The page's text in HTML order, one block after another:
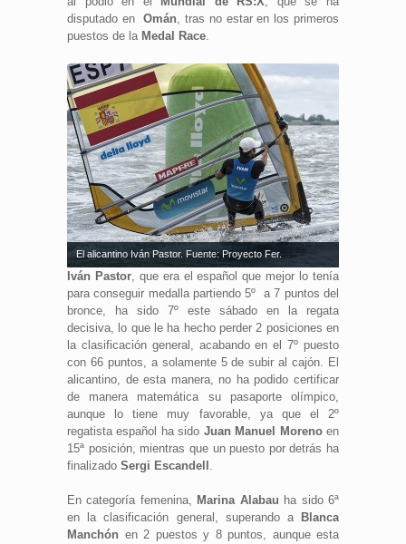
disputado enOmán, tras no estar en los primeros
puestos de la Medal Race.
El alicantino Iván Pastor. Fuente: Proyecto Fer.
Iván Pastor, que era el español que mejor lo tenía
para conseguir medalla partiendo 5º a 7 puntos del
bronce, ha sido 7º este sábado en la regata
decisiva, lo que le ha hecho perder 2 posiciones en
la clasificación general, acabando en el 7º puesto
con 66 puntos, a solamente 5 de subir al cajón. El
alicantino, de esta manera, no ha podido certificar
de manera matemática su pasaporte olímpico,
aunque lo tiene muy favorable, ya que el 2º
regatista español ha sido Juan Manuel Morenoen
15ª posición, mientras que un puesto por detrás ha
finalizado Sergi Escandell .
En categoría femenina, Marina Alabau ha sido 6ª
en la clasificación general, superando a Blanca
Manchón en 2 puestos y 8 puntos, aunque esta